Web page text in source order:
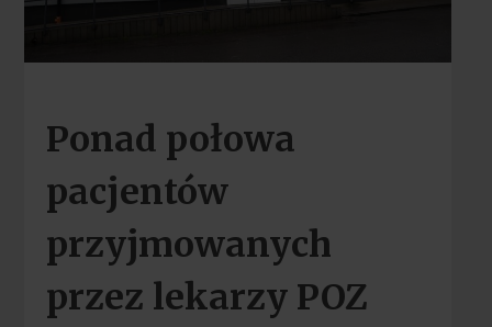
Ponad połowa
pacjentów
przyjmowanych
przez lekarzy POZ